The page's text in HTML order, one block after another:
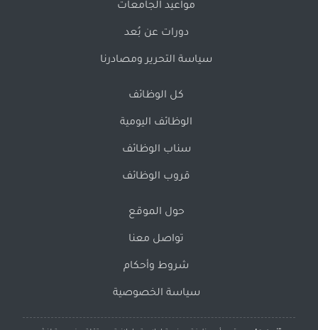
مواعيد الجامعات
دورات عن بُعد
سياسة التحرير ومصادرنا
كل الوظائف
الوظائف اليومية
سناب الوظائف
قروب الوظائف
حول الموقع
تواصل معنا
شروط وأحكام
سياسة الخصوصية